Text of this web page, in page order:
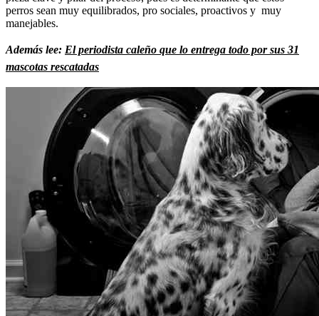
perros sean muy equilibrados, pro sociales, proactivos y muy
manejables.
Además lee: El periodista caleño que lo entrega todo por sus 31
mascotas rescatadas